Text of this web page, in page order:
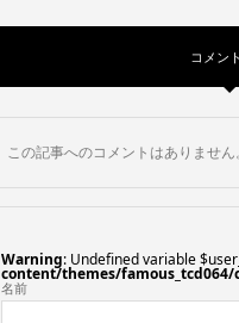
コメン
この記事へのコメントはありません。
Warning : Undefined variable
content/themes/famous_tcd064/
名前